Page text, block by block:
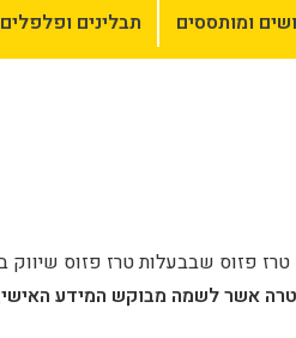
ומותססים תבלינים ופלפלים
פזוס שבבעלות טרז פזוס שיווק בע"מ,